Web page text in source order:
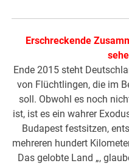
Erschreckende
Ende 2015 steht
von Flüchtlingen, die im
soll. Obwohl es noch
ist, ist es ein wahrer
Budapest festsitzen,
mehreren hundert
Das gelobte Land „,